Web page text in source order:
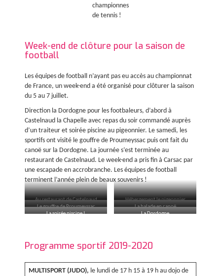
championnes
de tennis !
Week-end de clôture pour la saison de
football
Les équipes de football n’ayant pas eu accès au championnat
de France, un week-end a été organisé pour clôturer la saison
du 5 au 7 juillet.
Direction la Dordogne pour les footbaleurs, d’abord à
Castelnaud la Chapelle avec repas du soir commandé auprès
d’un traiteur et soirée piscine au pigeonnier. Le samedi, les
sportifs ont visité le gouffre de Proumeyssac puis ont fait du
canoë sur la Dordogne. La journée s’est terminée au
restaurant de Castelnaud. Le week-end a pris fin à Carsac par
une escapade en accrobranche. Les équipes de football
terminent l’année plein de beaux souvenirs !
Au restaurant de Castelnaud
Hébergement le pigeonnier
Le gouffre de Proumeyssac
La balade en canoë
La soirée piscine !
La Dordogne
Programme sportif 2019-2020
MULTISPORT (JUDO), le lundi de 17 h 15 à 19 h au dojo de